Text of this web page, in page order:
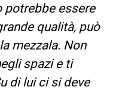
essere
qualità, può
mezzala. Non
spazi e ti
di lui ci si deve